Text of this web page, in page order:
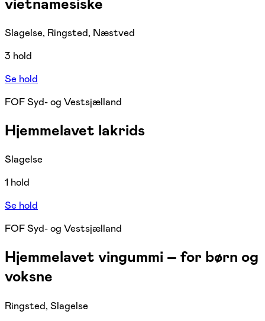
Slagelse, Ringsted, Næstved
3 hold
Se hold
FOF Syd- og Vestsjælland
Hjemmelavet lakrids
Slagelse
1 hold
Se hold
FOF Syd- og Vestsjælland
Hjemmelavet vingummi – for børn og
voksne
Ringsted, Slagelse